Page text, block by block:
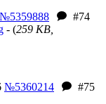
№5359888
#74
- (259 KB,
№5360214
#75